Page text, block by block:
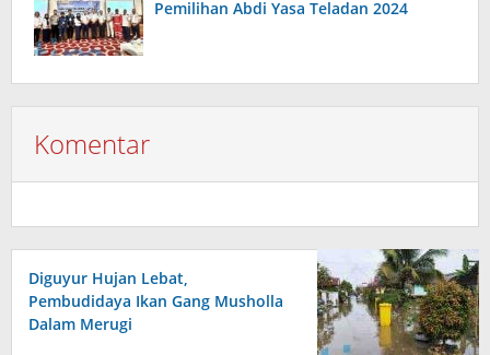
Pemilihan Abdi Yasa Teladan 2024
Komentar
Diguyur Hujan Lebat,
Pembudidaya Ikan Gang Musholla
Dalam Merugi